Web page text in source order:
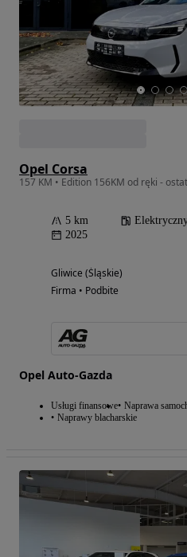
Opel Corsa
157 KM • Edition 156KM od ręki -
5 km
2025
Gliwice (Śląskie)
Firma • Podbite
Opel Auto-Gazda
Usługi finansowe Naprawa
Naprawy blacharskie